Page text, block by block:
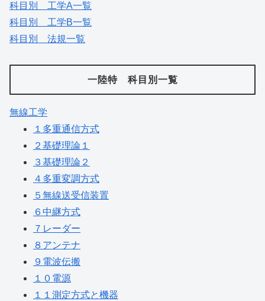
科目別 工学A一覧
科目別 工学B一覧
科目別 法規一覧
一陸特 科目別一覧
無線工学
１多重通信方式
２基礎理論１
３基礎理論２
４多重変調方式
５無線送受信装置
６中継方式
７レーダー
８アンテナ
９電波伝搬
１０電源
１１測定方式と機器